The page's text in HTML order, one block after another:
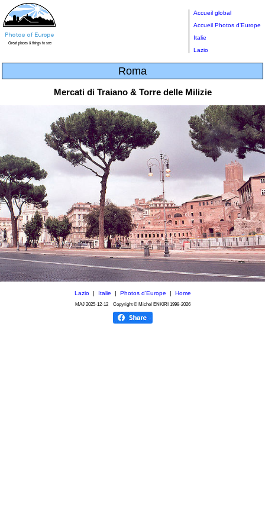
Accueil global
Accueil Photos d'Europe
Italie
Lazio
Roma
Mercati di Traiano & Torre delle Milizie
Lazio| Italie | Photos d'Europe | Home
MAJ 2025-12-12Copyright © Michel ENKIRI 1998-2026